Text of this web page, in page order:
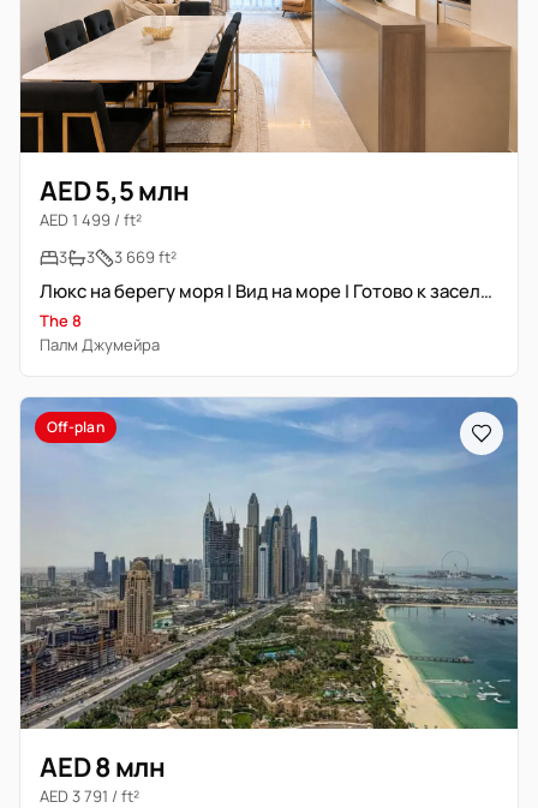
AED 5,5 млн
AED 1 499 / ft²
3
3 3 669 ft²
Люкс на берегу моря | Вид на море | Готово к заселению
The 8
Палм Джумейра
Off-plan
AED 8 млн
AED 3 791 / ft²